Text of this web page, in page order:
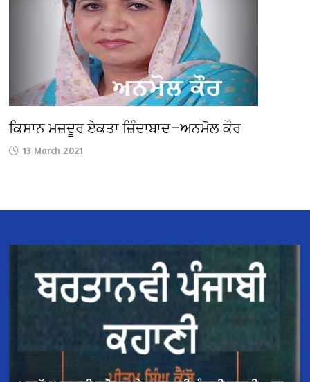
ਕਿਸਾਨ ਮਜ਼ਦੂਰ ਏਕਤਾ ਜ਼ਿੰਦਾਬਾਦ—ਅਨਮੋਲ ਕੌਰ
13 March 2021